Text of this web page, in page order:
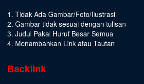
1. Tidak Ada Gambar/Foto/Ilustrasi
2. Gambar tidak sesuai dengan tulisan
3. Judul Pakai Huruf Besar Semua
4. Menambahkan Link atau Tautan
Backlink